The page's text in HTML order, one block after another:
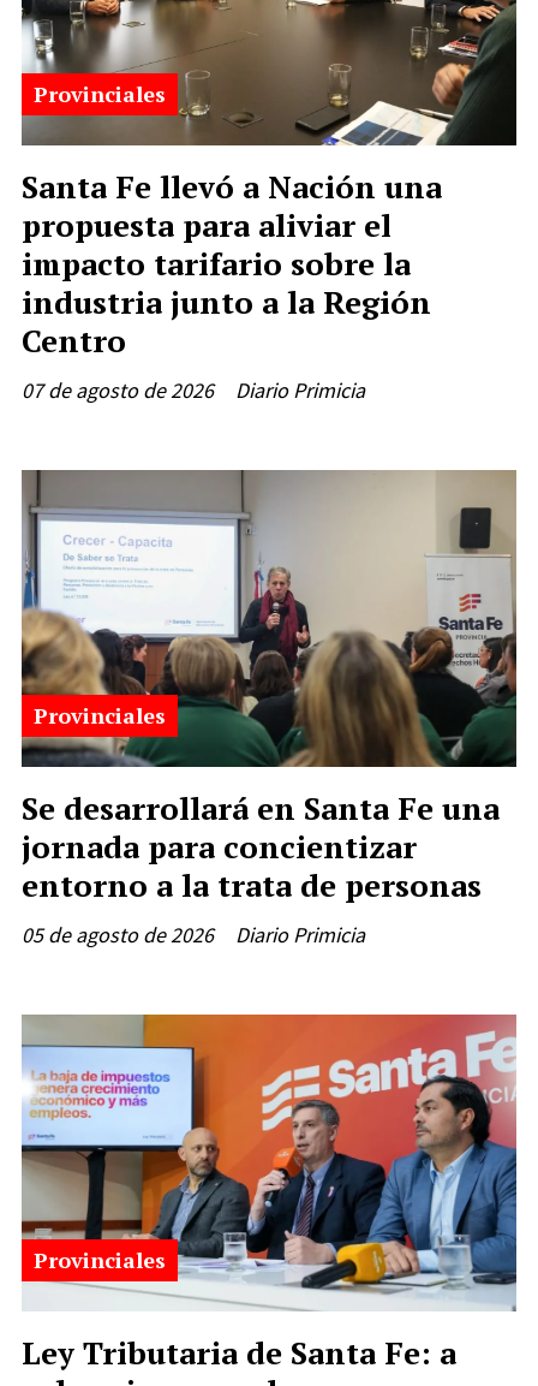
Santa Fe llevó a Nación una
propuesta para aliviar el
impacto tarifario sobre la
industria junto a la Región
Centro
Diario Primicia
Provinciales
07 de agosto de 2026
Se desarrollará en Santa Fe una
jornada para concientizar
entorno a la trata de personas
Diario Primicia
Provinciales
05 de agosto de 2026
Ley Tributaria de Santa Fe: a
Provinciales